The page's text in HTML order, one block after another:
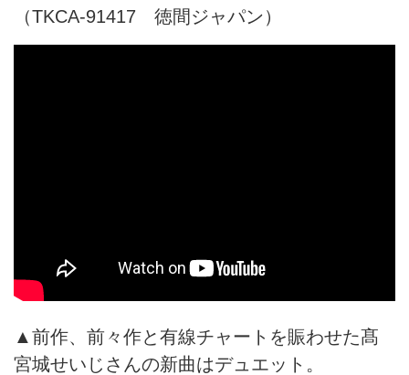
（TKCA-91417 徳間ジャパン）
▲前作、前々作と有線チャートを賑わせた髙
宮城せいじさんの新曲はデュエット。